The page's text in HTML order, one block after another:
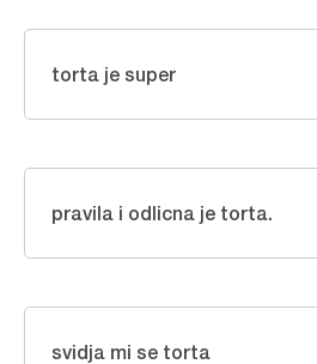
torta je super
pravila i odlicna je torta.
svidja mi se torta